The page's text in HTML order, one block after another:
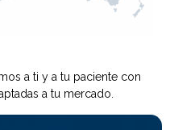
a ti y a tu paciente con
a tu mercado.